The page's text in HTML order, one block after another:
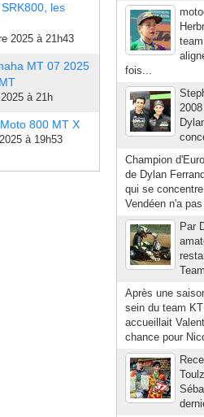
les
2025 à 21h43
MT 07 2025
à 21h
800 MT X
à 19h53
fois...
Champion
de Dylan
qui se
Vendéen n'a
Par
Après une
sein du team
accueillait
chance pour